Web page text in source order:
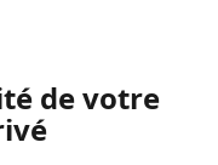
de votre